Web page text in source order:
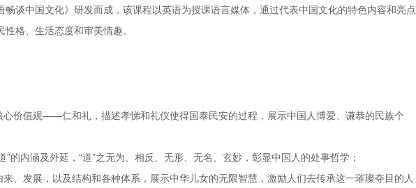
谈中国文化》研发而成，该课程以英语为授课语言媒体，通过代表中国文化的特色内容和亮点
格、生活态度和审美情趣。
心价值观——仁和礼，描述孝悌和礼仪使得国泰民安的过程，展示中国人博爱、谦恭的民族个
”的内涵及外延，“道”之无为、相反、无形、无名、玄妙，彰显中国人的处事哲学；
、发展，以及结构和各种体系，展示中华儿女的无限智慧，激励人们去传承这一璀璨夺目的人